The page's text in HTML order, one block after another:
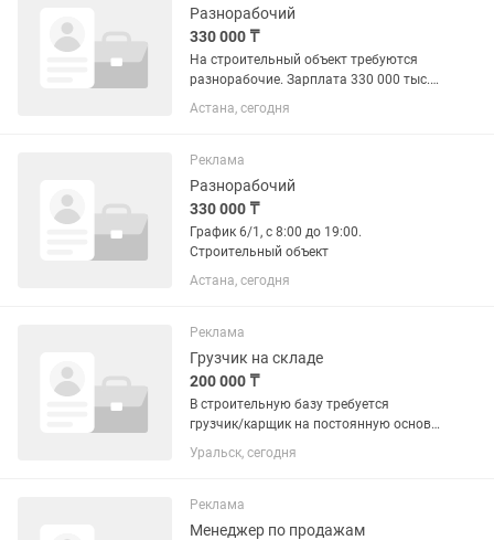
Разнорабочий
330 000 ₸
На строительный объект требуются
разнорабочие. Зарплата 330 000 тыс.
График 6/1. С 8:30 до 19:00.
Астана, сегодня
Реклама
Разнорабочий
330 000 ₸
График 6/1, с 8:00 до 19:00.
Строительный объект
Астана, сегодня
Реклама
Грузчик на складе
200 000 ₸
В строительную базу требуется
грузчик/карщик на постоянную основу,
можно без опыта работы Возраст: от
20 до 50 лет. Обязанности:
в транспорт. 2.Укладка кирпича по...
Уральск, сегодня
Реклама
Менеджер по продажам